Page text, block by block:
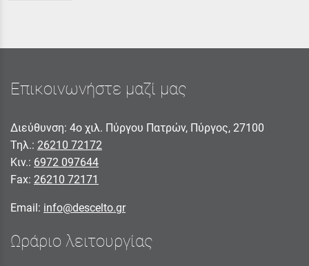
Επικοινωνήστε μαζί μας
Διεύθυνση: 4ο χιλ. Πύργου Πατρών, Πύργος, 27100
Τηλ.: 26210 72172
Κιν.: 6972 097644
Fax: 26210 72171
Email: info@descelto.gr
Ωράριο λειτουργίας